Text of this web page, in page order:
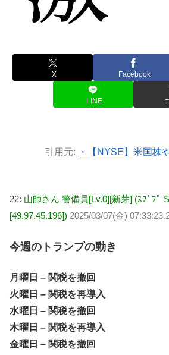
X Facebook
LINE
引用元:
・【NYSE】米国株
22: 山師さん 警備員[Lv.0][新芽] (ｽﾌﾟﾌﾟ
[49.97.45.196]) 2025/03/07(金)
今週のトランプの動き
月曜日 – 関税を撤回
火曜日 – 関税を再導入
水曜日 – 関税を撤回
木曜日 – 関税を再導入
金曜日 – 関税を撤回